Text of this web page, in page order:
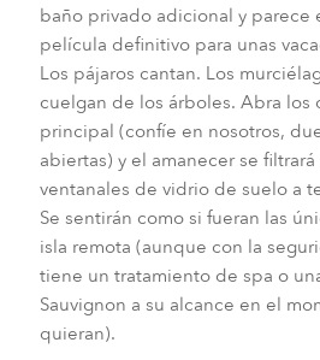
baño privado adicional y parece
película definitivo para unas
Los pájaros cantan. Los
cuelgan de los árboles. Abra
principal (confíe en nosotros,
abiertas) y el amanecer se
ventanales de vidrio de suelo a
Se sentirán como si fueran las
isla remota (aunque con la
tiene un tratamiento de spa o
Sauvignon a su alcance en el
quieran).